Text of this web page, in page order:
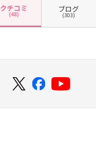
クチコミ
(48)
ブログ
(303)